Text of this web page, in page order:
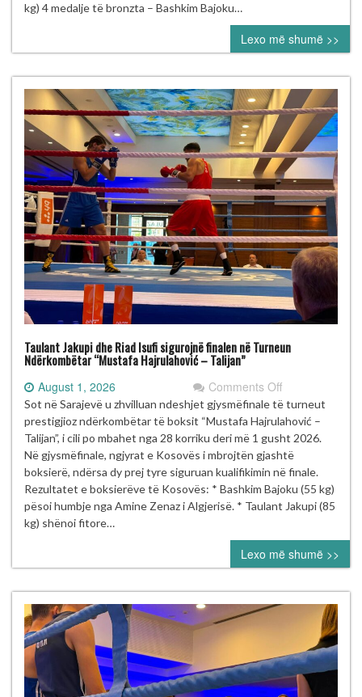
“Mustafa
Hajrulahović
–
Talijan”
me
gjashtë
medalje
kg) 4 medalje të bronzta – Bashkim Bajoku…
Lexo më shumë >>
Taulant Jakupi dhe Riad Isufi sigurojnë finalen në Turneun
Ndërkombëtar “Mustafa Hajrulahović – Talijan”
August 1, 2026 Comments Offon
Taulant
Jakupi
dhe
Riad
Isufi
sigurojnë
finalen
Turneun
Ndërkombëtar
“Mustafa
Hajrulahović
–
Sot në Sarajevë u zhvilluan ndeshjet gjysmëfinale të turneut
prestigjioz ndërkombëtar të boksit “Mustafa Hajrulahović –
Talijan”, i cili po mbahet nga 28 korriku deri më 1 gusht 2026.
Në gjysmëfinale, ngjyrat e Kosovës i mbrojtën gjashtë
boksierë, ndërsa dy prej tyre siguruan kualifikimin në finale.
Rezultatet e boksierëve të Kosovës: * Bashkim Bajoku (55 kg)
pësoi humbje nga Amine Zenaz i Algjerisë. * Taulant Jakupi (85
kg) shënoi fitore…
Lexo më shumë >>